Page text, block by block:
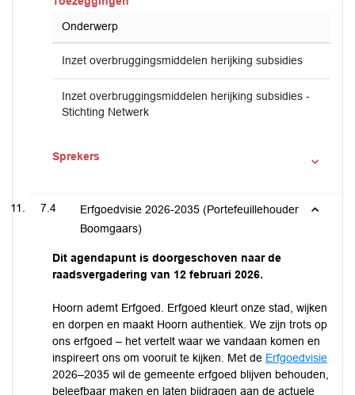
Onderwerp
Inzet overbruggingsmiddelen herijking subsidies
Inzet overbruggingsmiddelen herijking subsidies -
Stichting Netwerk
Sprekers
7.4
Erfgoedvisie 2026-2035 (Portefeuillehouder
Boomgaars)
Dit agendapunt is doorgeschoven naar de
raadsvergadering van 12 februari 2026.
Hoorn ademt Erfgoed. Erfgoed kleurt onze stad, wijken
en dorpen en maakt Hoorn authentiek. We zijn trots op
ons erfgoed – het vertelt waar we vandaan komen en
inspireert ons om vooruit te kijken. Met de Erfgoedvisie
2026–2035 wil de gemeente erfgoed blijven behouden,
beleefbaar maken en laten bijdragen aan de actuele